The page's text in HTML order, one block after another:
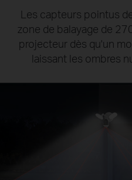
Les capteurs pointus
zone de balayage de
projecteur dès qu'un
laissant les ombres